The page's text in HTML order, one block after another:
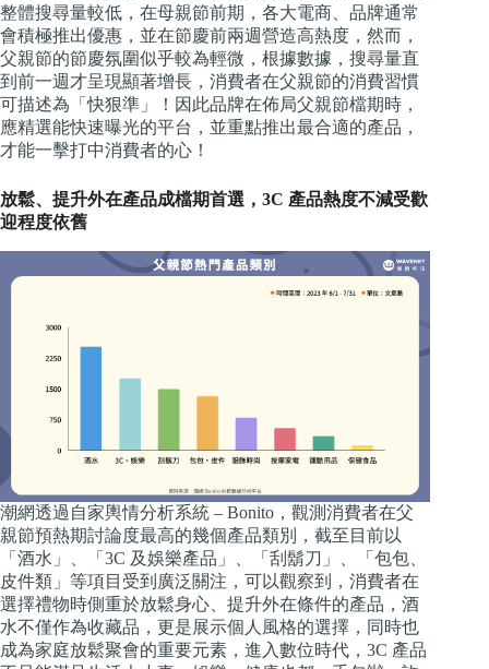
整體搜尋量較低，在母親節前期，各大電商、品牌通常
會積極推出優惠，並在節慶前兩週營造高熱度，然而，
父親節的節慶氛圍似乎較為輕微，根據數據，搜尋量直
到前一週才呈現顯著增長，消費者在父親節的消費習慣
可描述為「快狠準」！因此品牌在佈局父親節檔期時，
應精選能快速曝光的平台，並重點推出最合適的產品，
才能一擊打中消費者的心！
放鬆、提升外在產品成檔期首選，3C 產品熱度不減受歡
迎程度依舊
潮網透過自家輿情分析系統 – Bonito，觀測消費者在父
親節預熱期討論度最高的幾個產品類別，截至目前以
「酒水」、「3C 及娛樂產品」、「刮鬍刀」、「包包、
皮件類」等項目受到廣泛關注，可以觀察到，消費者在
選擇禮物時側重於放鬆身心、提升外在條件的產品，酒
水不僅作為收藏品，更是展示個人風格的選擇，同時也
成為家庭放鬆聚會的重要元素，進入數位時代，3C 產品